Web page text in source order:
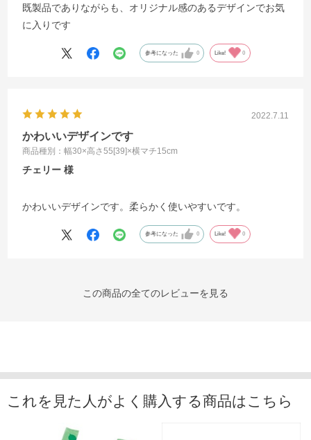
既製品でありながらも、オリジナル感のあるデザインでお気
に入りです
参考になった 0 Like! 0
2022.7.11
かわいいデザインです
商品種別：幅30×高さ55[39]×横マチ15cm
チェリー
かわいいデザインです。柔らかく使いやすいです。
参考になった 0 Like! 0
この商品の全てのレビューを見る
これを見た人がよく購入する商品はこちら